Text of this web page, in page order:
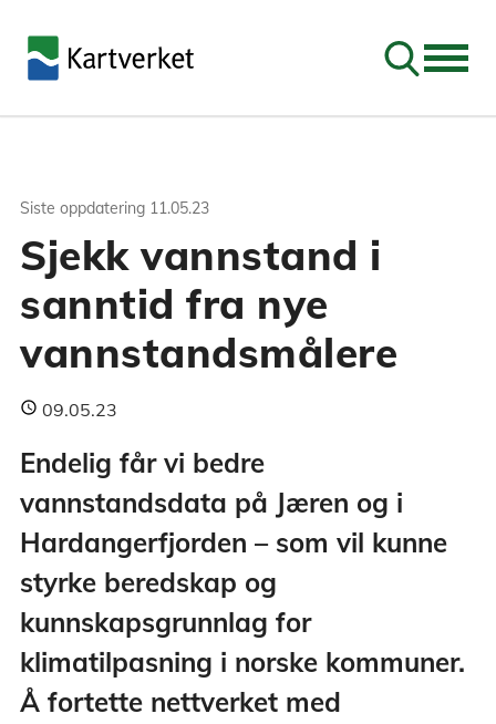
Søk
Siste oppdatering 11.05.23
Sjekk vannstand i
sanntid fra nye
vannstandsmålere
09.05.23
Endelig får vi bedre
vannstandsdata på Jæren og i
Hardangerfjorden – som vil kunne
styrke beredskap og
kunnskapsgrunnlag for
klimatilpasning i norske kommuner.
Å fortette nettverket med